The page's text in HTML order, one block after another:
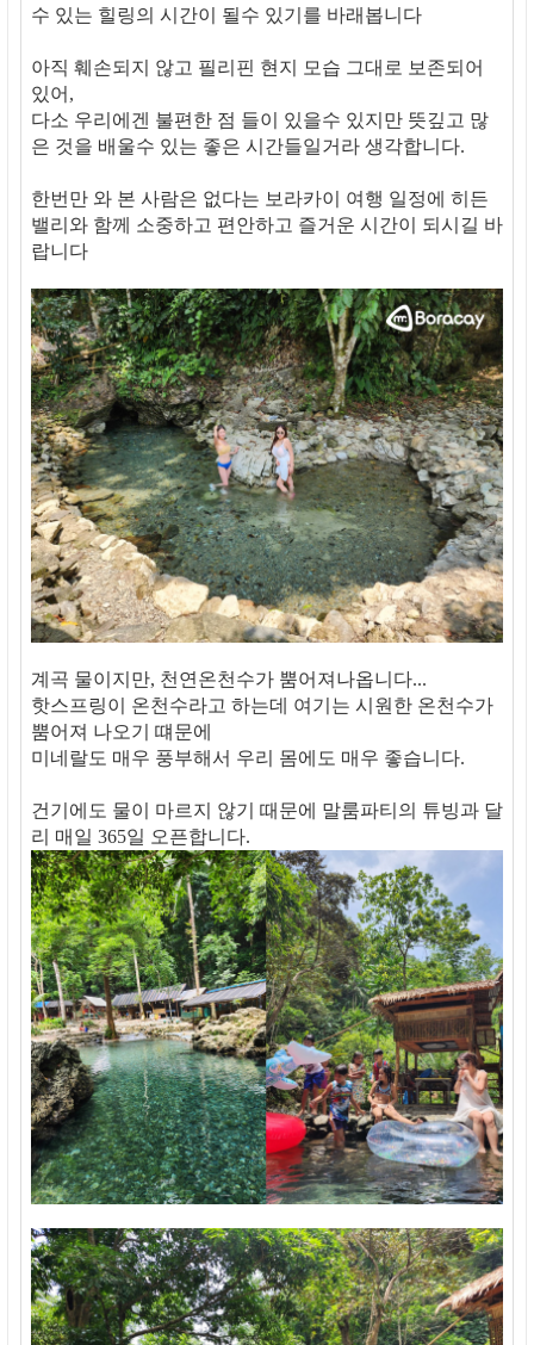
수 있는 힐링의 시간이 될수 있기를 바래봅니다
아직 훼손되지 않고 필리핀 현지 모습 그대로 보존되어
있어,
다소 우리에겐 불편한 점 들이 있을수 있지만 뜻깊고 많
은 것을 배울수 있는 좋은 시간들일거라 생각합니다.
한번만 와 본 사람은 없다는 보라카이 여행 일정에 히든
밸리와 함께 소중하고 편안하고 즐거운 시간이 되시길 바
랍니다
계곡 물이지만, 천연온천수가 뿜어져나옵니다...
핫스프링이 온천수라고 하는데 여기는 시원한 온천수가
뿜어져 나오기 떄문에
미네랄도 매우 풍부해서 우리 몸에도 매우 좋습니다.
건기에도 물이 마르지 않기 때문에 말룸파티의 튜빙과 달
리 매일 365일 오픈합니다.